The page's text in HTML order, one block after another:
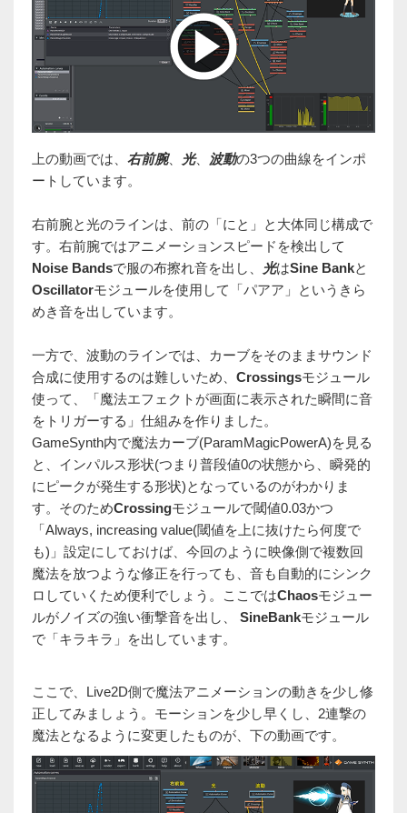
上の動画では、 右前腕、 光、 波動の3つの曲線をインポ
ートしています。
右前腕と光のラインは、前の「にと」と大体同じ構成で
す。右前腕ではアニメーションスピードを検出して
Noise Bandsで服の布擦れ音を出し、 光はSine Bankと
Oscillatorモジュールを使用して「パアア」というきら
めき音を出しています。
一方で、波動のラインでは、カーブをそのままサウンド
合成に使用するのは難しいため、 Crossingsモジュール
使って、「魔法エフェクトが画面に表示された瞬間に音
をトリガーする」仕組みを作りました。
GameSynth内で魔法カーブ(ParamMagicPowerA)を見る
と、インパルス形状(つまり普段値0の状態から、瞬発的
にピークが発生する形状)となっているのがわかりま
す。そのためCrossingモジュールで閾値0.03かつ
「Always, increasing value(閾値を上に抜けたら何度で
も)」設定にしておけば、今回のように映像側で複数回
魔法を放つような修正を行っても、音も自動的にシンク
ロしていくため便利でしょう。ここではChaosモジュー
ルがノイズの強い衝撃音を出し、 SineBankモジュール
で「キラキラ」を出しています。
ここで、Live2D側で魔法アニメーションの動きを少し修
正してみましょう。モーションを少し早くし、2連撃の
魔法となるように変更したものが、下の動画です。